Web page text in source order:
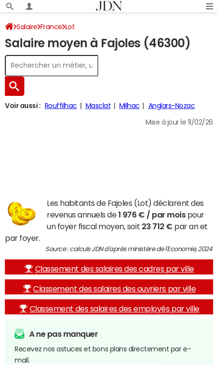
Salaire France Lot
Salaire moyen à Fajoles (46300)
Voir aussi : Rouffilhac Masclat Milhac Anglars-Nozac
Mise à jour le 11/02/26
Les habitants de Fajoles (Lot) déclarent des
revenus annuels de1 976 € / par moispour
un foyer fiscal moyen, soit 23 712 € par an et
par foyer.
Source : calculs JDN d'après ministère de l'Economie, 2024
Classement des salaires des cadres par ville
Classement des salaires des ouvriers par ville
Classement des salaires des employés par ville
A ne pas manquer
Recevez nos astuces et bons plans directement par e-
mail.